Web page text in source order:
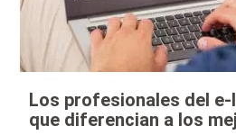
Los profesionales del
que diferencian a los